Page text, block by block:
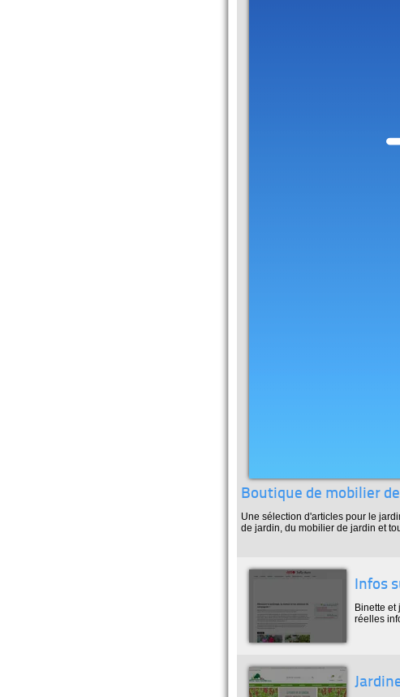
Boutique de mobilier
Une sélection d'articles pour le
de jardin, du mobilier de jardin et
Infos
Binette
réelles